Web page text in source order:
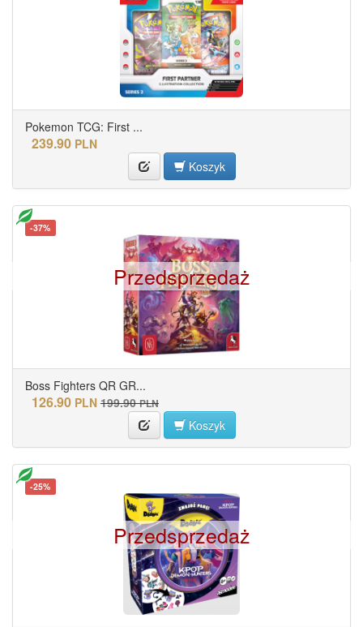
Pokemon TCG: First ...
239.90 PLN
Koszyk
-37%
Boss Fighters QR GR...
126.90 PLN 199.90 PLN
Koszyk
Przedsprzedaż
-25%
Przedsprzedaż